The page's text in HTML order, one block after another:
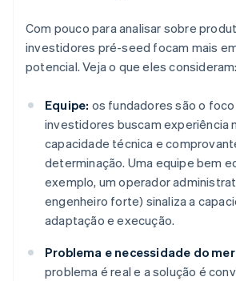
Com pouco para analisar sobre
investidores pré-seed focam mais
potencial. Veja o que eles consideram:
Equipe: os fundadores são o foco
investidores buscam experiência
capacidade técnica e
determinação. Uma equipe bem
exemplo, um operador
engenheiro forte) sinaliza a
adaptação e execução.
Problema e necessidade do
problema é real e a solução é